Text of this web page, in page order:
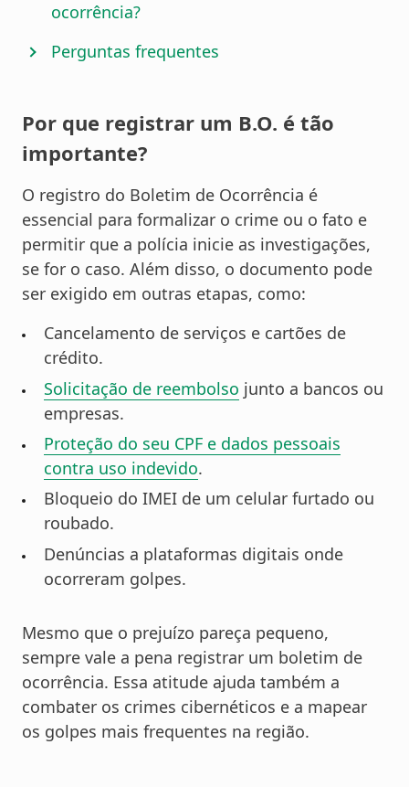
ocorrência?
Perguntas frequentes
Por que registrar um B.O. é tão
importante?
O registro do Boletim de Ocorrência é
essencial para formalizar o crime ou o fato e
permitir que a polícia inicie as investigações,
se for o caso. Além disso, o documento pode
ser exigido em outras etapas, como:
Cancelamento de serviços e cartões de
crédito.
Solicitação de reembolso junto a bancos ou
empresas.
Proteção do seu CPF e dados pessoais
contra uso indevido.
Bloqueio do IMEI de um celular furtado ou
roubado.
Denúncias a plataformas digitais onde
ocorreram golpes.
Mesmo que o prejuízo pareça pequeno,
sempre vale a pena registrar um boletim de
ocorrência. Essa atitude ajuda também a
combater os crimes cibernéticos e a mapear
os golpes mais frequentes na região.